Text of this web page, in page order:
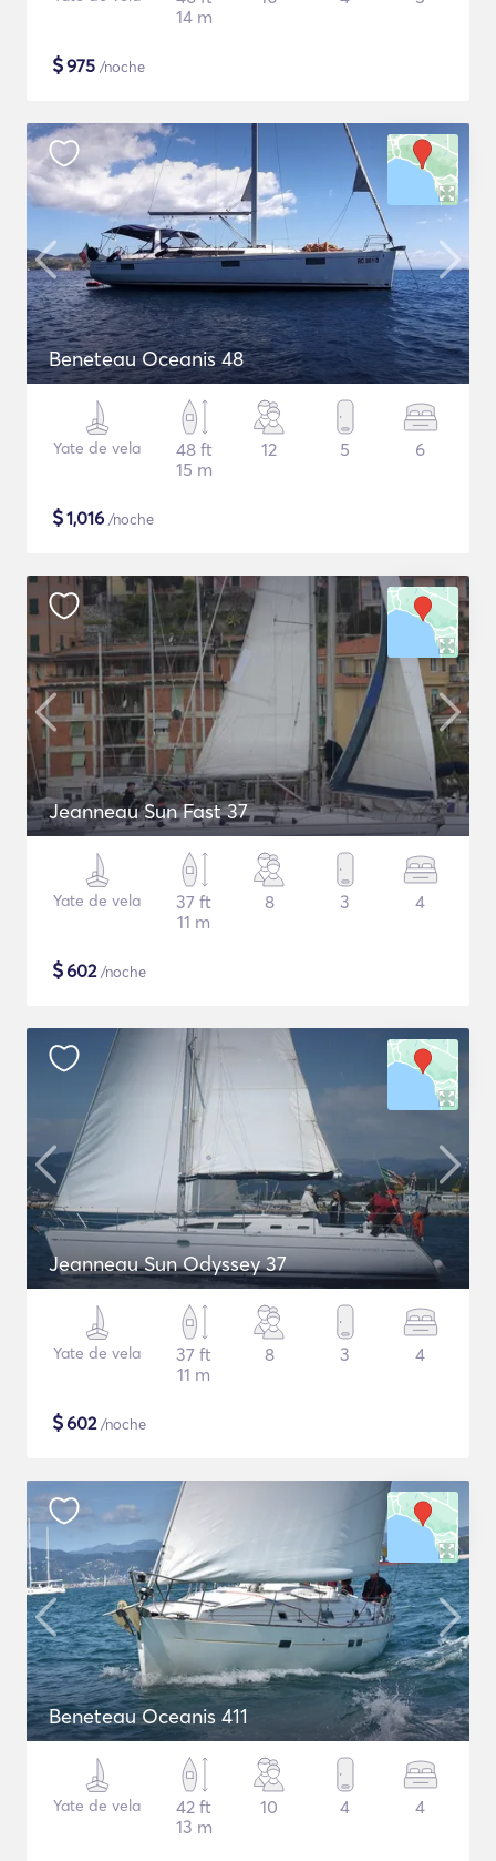
14 m
$975 /noche
Beneteau Oceanis 48
Yate de vela
48 ft
15 m
12 5 6
$1,016 /noche
Jeanneau Sun Fast 37
Yate de vela
37 ft
11 m
8 3 4
$602/noche
Jeanneau Sun Odyssey 37
Yate de vela
37 ft
11 m
8 3 4
$602/noche
Beneteau Oceanis 411
Yate de vela
42 ft
13 m
10 4 4